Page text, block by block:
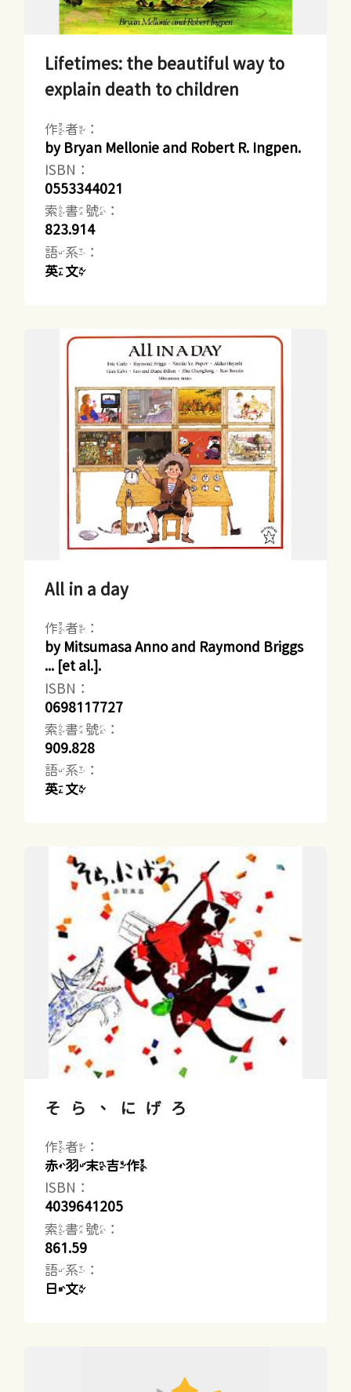
Lifetimes: the beautiful way to
explain death to children
作者：
by Bryan Mellonie and Robert R. Ingpen.
ISBN：
0553344021
索書號：
823.914
語系：
英文
All in a day
作者：
by Mitsumasa Anno and Raymond Briggs
... [et al.].
ISBN：
0698117727
索書號：
909.828
語系：
英文
そら、にげろ
作者：
赤羽末吉作
ISBN：
4039641205
索書號：
861.59
語系：
日文